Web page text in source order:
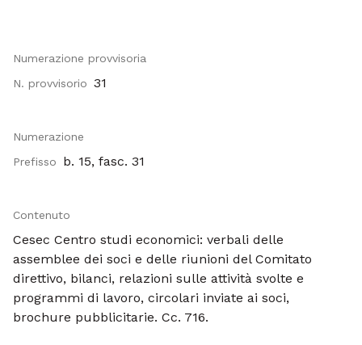
Numerazione provvisoria
N. provvisorio 31
Numerazione
Prefisso
b. 15, fasc. 31
Contenuto
Cesec Centro studi economici: verbali delle
assemblee dei soci e delle riunioni del Comitato
direttivo, bilanci, relazioni sulle attività svolte e
programmi di lavoro, circolari inviate ai soci,
brochure pubblicitarie. Cc. 716.